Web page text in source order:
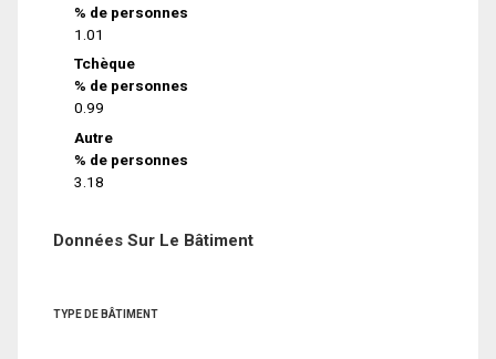
% de personnes
1.01
Tchèque
% de personnes
0.99
Autre
% de personnes
3.18
Données Sur Le Bâtiment
TYPE DE BÂTIMENT